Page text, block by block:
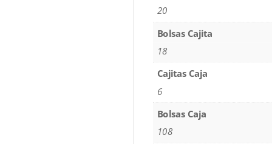
20
Bolsas Cajita
18
Cajitas Caja
6
Bolsas Caja
108